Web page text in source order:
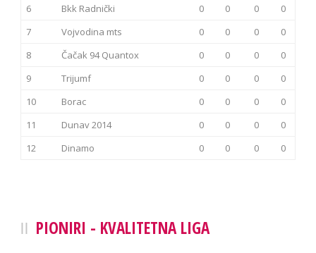
6
Bkk Radnički 0 0 0
0
7
Vojvodina mts 0 0 0
0
8
Čačak 94 Quantox 0 0 0
0
9
Trijumf 0 0 0
0
10
Borac 0 0 0
0
11
Dunav 2014 0 0 0
0
12
Dinamo 0 0 0 0
PIONIRI - KVALITETNA LIGA